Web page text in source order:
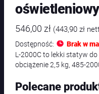
oświetleniowy
546,00 zł (443,90zł
Dostępność:
Brak w
L-2000C to lekki statyw do
obciążenie 2,5 kg, 485-
Polecane